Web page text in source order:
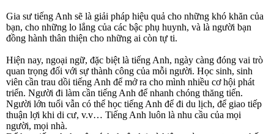
Gia sư tiếng Anh sẽ là giải pháp hiệu quả cho những khó khăn của
bạn, cho những lo lắng của các bậc phụ huynh, và là người bạn
đồng hành thân thiện cho những ai còn tự ti.
Hiện nay, ngoại ngữ, đặc biệt là tiếng Anh, ngày càng đóng vai trò
quan trọng đối với sự thành công của mỗi người. Học sinh, sinh
viên cần trau dồi tiếng Anh để mở ra cho mình nhiều cơ hội phát
triển. Người đi làm cần tiếng Anh để nhanh chóng thăng tiến.
Người lớn tuổi vẫn có thể học tiếng Anh để đi du lịch, để giao tiếp
thuận lợi khi di cư, v.v… Tiếng Anh luôn là nhu cầu của mọi
người, mọi nhà.